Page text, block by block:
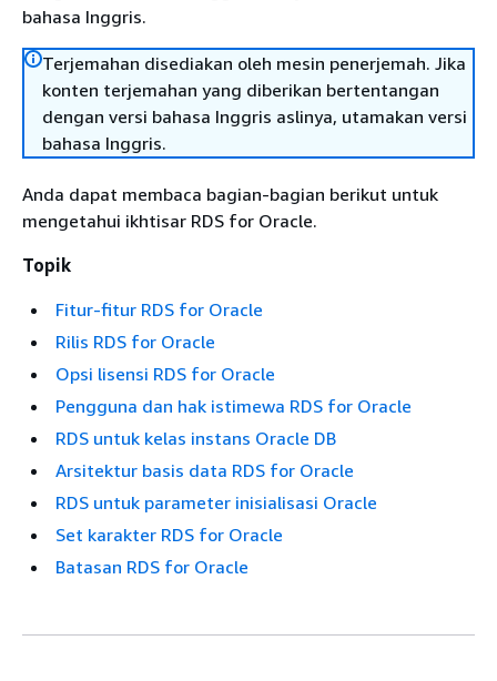
bahasa Inggris.
Terjemahan disediakan oleh mesin penerjemah. Jika
konten terjemahan yang diberikan bertentangan
dengan versi bahasa Inggris aslinya, utamakan versi
bahasa Inggris.
Anda dapat membaca bagian-bagian berikut untuk
mengetahui ikhtisar RDS for Oracle.
Topik
Fitur-fitur RDS for Oracle
Rilis RDS for Oracle
Opsi lisensi RDS for Oracle
Pengguna dan hak istimewa RDS for Oracle
RDS untuk kelas instans Oracle DB
Arsitektur basis data RDS for Oracle
RDS untuk parameter inisialisasi Oracle
Set karakter RDS for Oracle
Batasan RDS for Oracle